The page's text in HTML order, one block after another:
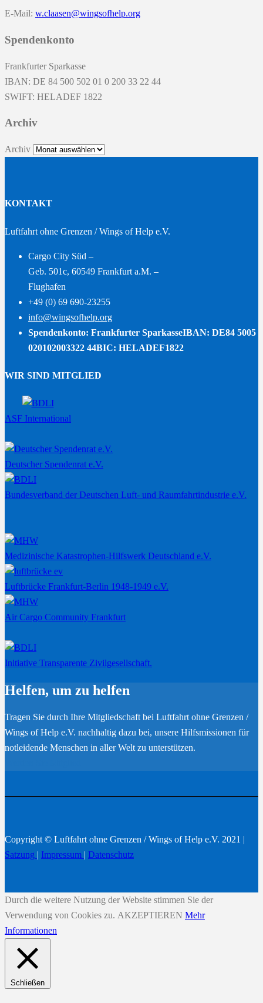
E-Mail: w.claasen@wingsofhelp.org
Spendenkonto
Frankfurter Sparkasse
IBAN: DE 84 500 502 01 0 200 33 22 44
SWIFT: HELADEF 1822
Archiv
Archiv
KONTAKT
Luftfahrt ohne Grenzen / Wings of Help e.V.
Cargo City Süd –
Geb. 501c, 60549 Frankfurt a.M. –
Flughafen
+49 (0) 69 690-23255
info@wingsofhelp.org
Spendenkonto: Frankfurter SparkasseIBAN: DE84 5005
020102003322 44BIC: HELADEF1822
WIR SIND MITGLIED
ASF International
Deutscher Spendenrat e.V.
Bundesverband der Deutschen Luft- und Raumfahrtindustrie e.V.
Medizinische Katastrophen-Hilfswerk Deutschland e.V.
Luftbrücke Frankfurt-Berlin 1948-1949 e.V.
Air Cargo Community Frankfurt
Initiative Transparente Zivilgesellschaft.
Helfen, um zu helfen
Tragen Sie durch Ihre Mitgliedschaft bei Luftfahrt ohne Grenzen /
Wings of Help e.V. nachhaltig dazu bei, unsere Hilfsmissionen für
notleidende Menschen in aller Welt zu unterstützen.
Copyright © Luftfahrt ohne Grenzen / Wings of Help e.V. 2021 |
Satzung | Impressum | Datenschutz
Durch die weitere Nutzung der Website stimmen Sie der
Verwendung von Cookies zu. AKZEPTIEREN Mehr
Informationen
Schließen